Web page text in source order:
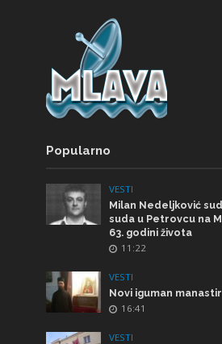
Popularno
VESTI
Milan Nedeljković
suda u Petrovcu na
63. godini života
11:22
VESTI
Novi iguman
16:41
VESTI